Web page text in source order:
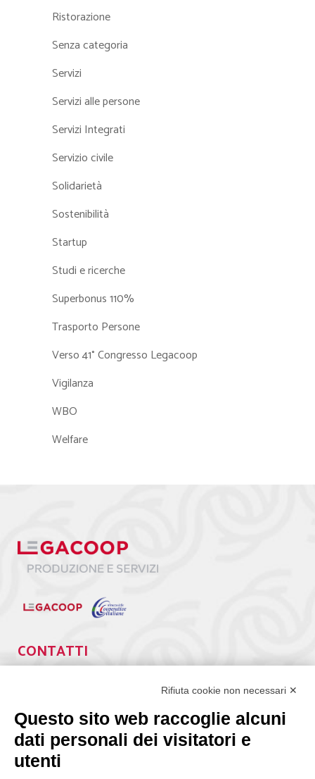
Ristorazione
Senza categoria
Servizi
Servizi alle persone
Servizi Integrati
Servizio civile
Solidarietà
Sostenibilità
Startup
Studi e ricerche
Superbonus 110%
Trasporto Persone
Verso 41° Congresso Legacoop
Vigilanza
WBO
Welfare
CONTATTI
segreteria@lps.coop
Rifiuta cookie non necessari ✕
Questo sito web raccoglie alcuni
dati personali dei visitatori e
utenti